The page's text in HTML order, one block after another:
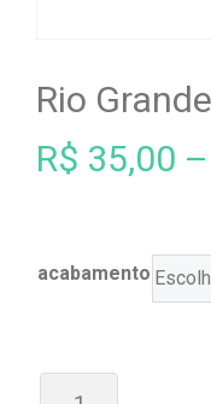
Rio
R$ 35,00 –
acabamento